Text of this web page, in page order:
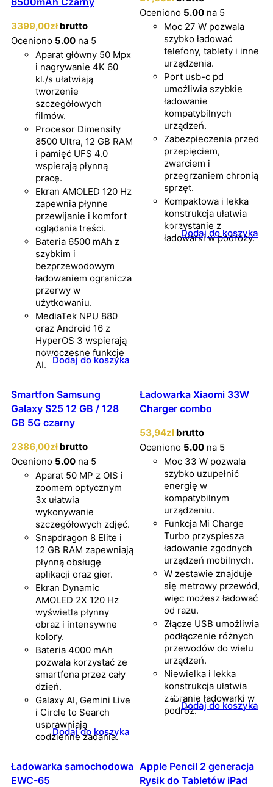
3399,00zł brutto
Oceniono 5.00 na 5
Aparat główny 50 Mpx
i nagrywanie 4K 60
kl./s ułatwiają
tworzenie
szczegółowych
filmów.
Procesor Dimensity
8500 Ultra, 12 GB RAM
i pamięć UFS 4.0
wspierają płynną
pracę.
Ekran AMOLED 120 Hz
zapewnia płynne
przewijanie i komfort
oglądania treści.
Bateria 6500 mAh z
szybkim i
bezprzewodowym
ładowaniem ogranicza
przerwy w
użytkowaniu.
MediaTek NPU 880
oraz Android 16 z
HyperOS 3 wspierają
nowoczesne funkcje
AI.
Dodaj do koszyka
Oceniono 5.00 na 5
Moc 27 W pozwala
szybko ładować
telefony, tablety i inne
urządzenia.
Port usb-c pd
umożliwia szybkie
ładowanie
kompatybilnych
urządzeń.
Zabezpieczenia przed
przepięciem,
zwarciem i
przegrzaniem chronią
sprzęt.
Kompaktowa i lekka
konstrukcja ułatwia
korzystanie z
ładowarki w podróży.
Dodaj do koszyka
Smartfon Samsung
Galaxy S25 12 GB / 128
GB 5G czarny
2386,00zł brutto
Oceniono 5.00 na 5
Aparat 50 MP z OIS i
zoomem optycznym
3x ułatwia
wykonywanie
szczegółowych zdjęć.
Snapdragon 8 Elite i
12 GB RAM zapewniają
płynną obsługę
aplikacji oraz gier.
Ekran Dynamic
AMOLED 2X 120 Hz
wyświetla płynny
obraz i intensywne
kolory.
Bateria 4000 mAh
pozwala korzystać ze
smartfona przez cały
dzień.
Galaxy AI, Gemini Live
i Circle to Search
usprawniają
codzienne zadania.
Dodaj do koszyka
Ładowarka Xiaomi 33W
Charger combo
53,94zł brutto
Oceniono 5.00 na 5
Moc 33 W pozwala
szybko uzupełnić
energię w
kompatybilnym
urządzeniu.
Funkcja Mi Charge
Turbo przyspiesza
ładowanie zgodnych
urządzeń mobilnych.
W zestawie znajduje
się metrowy przewód,
więc możesz ładować
od razu.
Złącze USB umożliwia
podłączenie różnych
przewodów do wielu
urządzeń.
Niewielka i lekka
konstrukcja ułatwia
zabranie ładowarki w
podróż.Dodaj do koszyka
Ładowarka samochodowa
EWC-65
Apple Pencil 2 generacja
Rysik do Tabletów iPad